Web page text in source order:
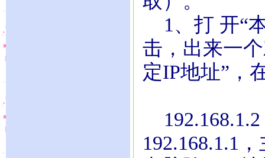
1、打 开“
击，出来一
定IP地址”，
192.168.1.2
192.168.1.1